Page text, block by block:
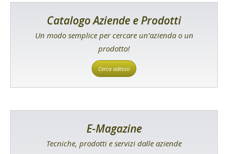
Catalogo Aziende e Prodotti
Un modo semplice per cercare un’azienda o un
prodotto!
Cerca adesso
E-Magazine
Tecniche, prodotti e servizi dalle aziende